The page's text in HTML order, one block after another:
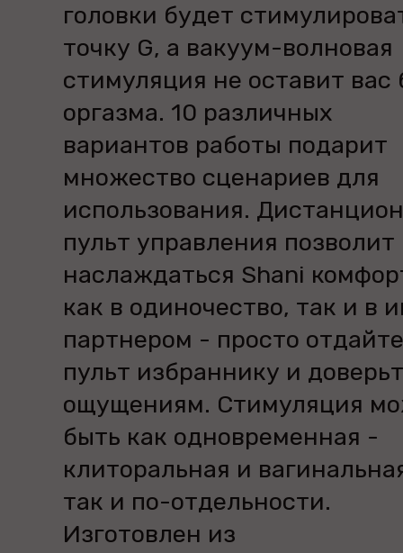
головки будет
точку G, а вакуум-волновая
стимуляция не оставит вас
оргазма. 10 различных
вариантов работы подарит
множество сценариев для
использования.
пульт управления позволит
наслаждаться Shani
как в одиночество, так и в
партнером - просто отдайте
пульт избраннику и
ощущениям. Стимуляция
быть как одновременная -
клиторальная и
так и по-отдельности.
Изготовлен из